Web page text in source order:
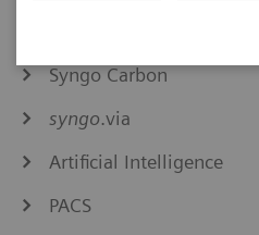
Syngo Carbon
syngo.via
Artificial Intelligence
PACS